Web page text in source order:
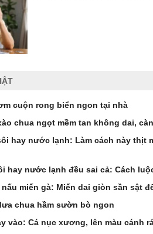
cuộn rong biển ngon tại nhà
chua ngọt mềm tan không dai,
hay nước lạnh: Làm cách này thịt
hay nước lạnh đều sai cả: Cách
miến gà: Miến dai giòn sần sật
chua hầm sườn bò ngon
vào: Cá nục xương, lên màu cánh